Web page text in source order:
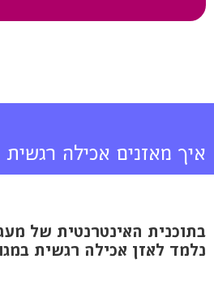
איך מאזנים אכילה רגשית
בתוכנית האינטרנטית של
נלמד לאזן אכילה רגשית